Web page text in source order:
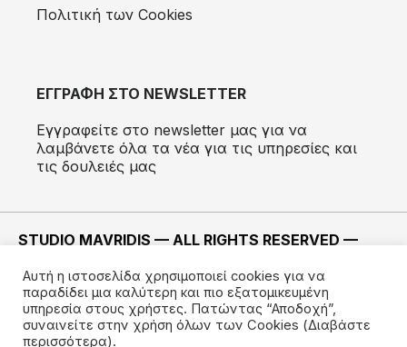
Πολιτική των Cookies
ΕΓΓΡΑΦΗ ΣΤΟ NEWSLETTER
Εγγραφείτε στο newsletter μας για να
λαμβάνετε όλα τα νέα για τις υπηρεσίες και
τις δουλειές μας
STUDIO MAVRIDIS — ALL RIGHTS RESERVED —
ΚΑΤΑΣΚΕΥΗ —IMODE
Αυτή η ιστοσελίδα χρησιμοποιεί cookies για να
παραδίδει μια καλύτερη και πιο εξατομικευμένη
υπηρεσία στους χρήστες. Πατώντας “Αποδοχή”,
συναινείτε στην χρήση όλων των Cookies (Διαβάστε
περισσότερα).